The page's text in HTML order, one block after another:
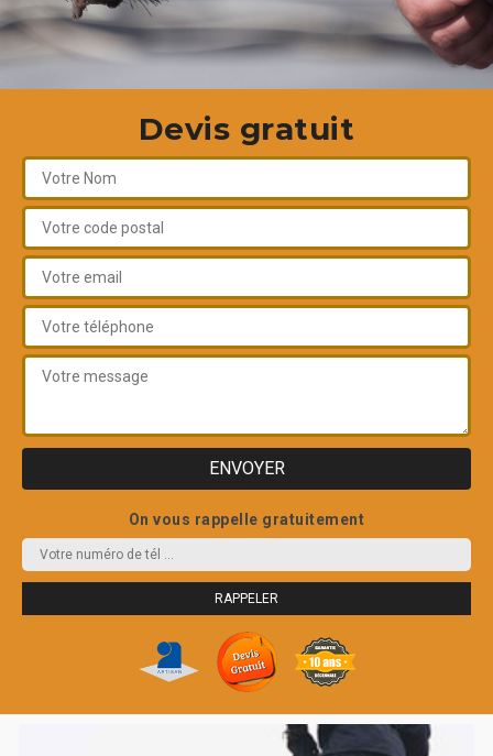
Devis gratuit
On vous rappelle gratuitement